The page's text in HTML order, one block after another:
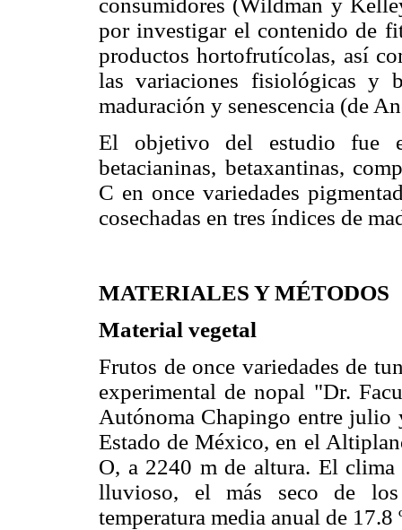
consumidores (Wildman y
por investigar el contenido de
productos hortofrutícolas, así
las variaciones fisiológicas y
maduración y senescencia (de
El objetivo del estudio fue
betacianinas, betaxantinas,
C en once variedades
cosechadas en tres índices de
MATERIALES Y MÉTODOS
Material vegetal
Frutos de once variedades de
experimental de nopal "Dr.
Autónoma Chapingo entre julio
Estado de México, en el
O, a 2240 m de altura. El
lluvioso, el más seco de
temperatura media anual de